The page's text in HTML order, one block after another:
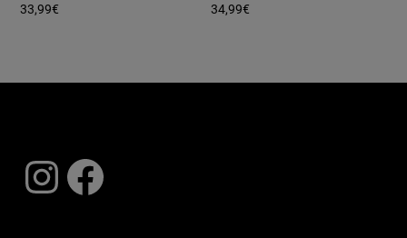
33,99€ 34,99€
Instagram
Facebook